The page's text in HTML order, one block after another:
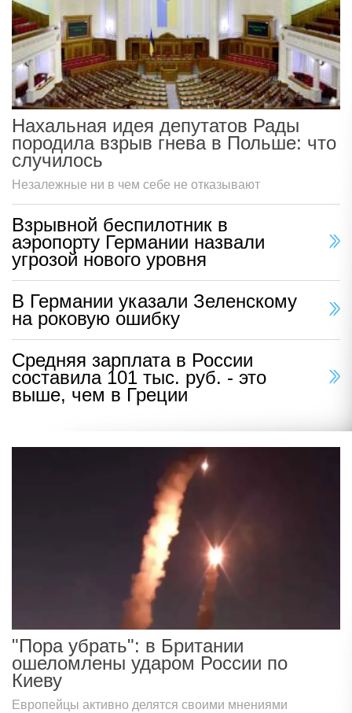
Нахальная идея депутатов Рады
породила взрыв гнева в Польше: что
случилось
Незалежные ни в чем себе не отказывают
Взрывной беспилотник в
аэропорту Германии назвали
угрозой нового уровня
В Германии указали Зеленскому
на роковую ошибку
Средняя зарплата в России
составила 101 тыс. руб. - это
выше, чем в Греции
"Пора убрать": в Британии
ошеломлены ударом России по
Киеву
Европейцы активно делятся своими мнениями